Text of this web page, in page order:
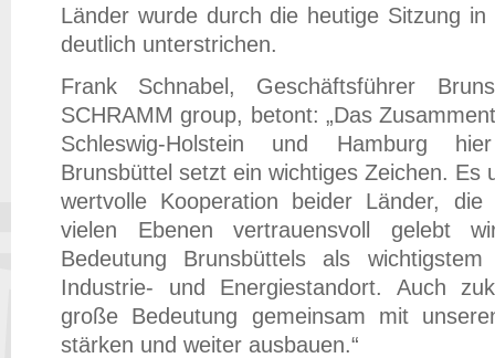
Länder wurde durch die heutige Sitzung
deutlich unterstrichen.
Frank Schnabel, Geschäftsführer
SCHRAMM group, betont: „Das
Schleswig-Holstein und Hamburg
Brunsbüttel setzt ein wichtiges Zeichen. Es
wertvolle Kooperation beider Länder,
vielen Ebenen vertrauensvoll gelebt
Bedeutung Brunsbüttels als
Industrie- und Energiestandort. Auch
große Bedeutung gemeinsam mit
stärken und weiter ausbauen.“